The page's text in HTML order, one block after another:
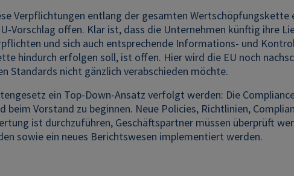
Verpflichtungen entlang der gesamten Wertschöpfungskette
Vorschlag offen. Klar ist, dass die Unternehmen künftig ihre
und sich auch entsprechende Informations- und
hindurch erfolgen soll, ist offen. Hier wird die EU noch
Standards nicht gänzlich verabschieden möchte.
ein Top-Down-Ansatz verfolgt werden: Die
Vorstand zu beginnen. Neue Policies, Richtlinien,
ist durchzuführen, Geschäftspartner müssen überprüft
sowie ein neues Berichtswesen implementiert werden.